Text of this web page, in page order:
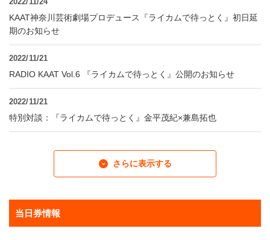
KAAT神奈川芸術劇場プロデュース『ライカムで待っとく』初日延
期のお知らせ
2022/11/21
RADIO KAAT Vol.6 『ライカムで待っとく』公開のお知らせ
2022/11/21
特別対談：『ライカムで待っとく』金平茂紀×兼島拓也
さらに表示する
当日券情報